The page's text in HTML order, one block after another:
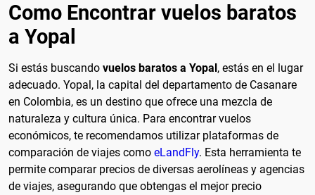
Como Encontrar vuelos baratos
a Yopal
Si estás buscando vuelos baratos a Yopal , estás en el lugar
adecuado. Yopal, la capital del departamento de Casanare
en Colombia, es un destino que ofrece una mezcla de
naturaleza y cultura única. Para encontrar vuelos
económicos, te recomendamos utilizar plataformas de
comparación de viajes como eLandFly. Esta herramienta te
permite comparar precios de diversas aerolíneas y agencias
de viajes, asegurando que obtengas el mejor precio